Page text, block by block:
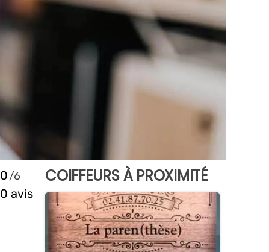
0
0 avis
COIFFEURS À PROXIMITÉ